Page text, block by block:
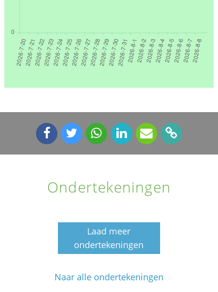
Ondertekeningen
Laad meer
ondertekeningen
Naar alle ondertekeningen